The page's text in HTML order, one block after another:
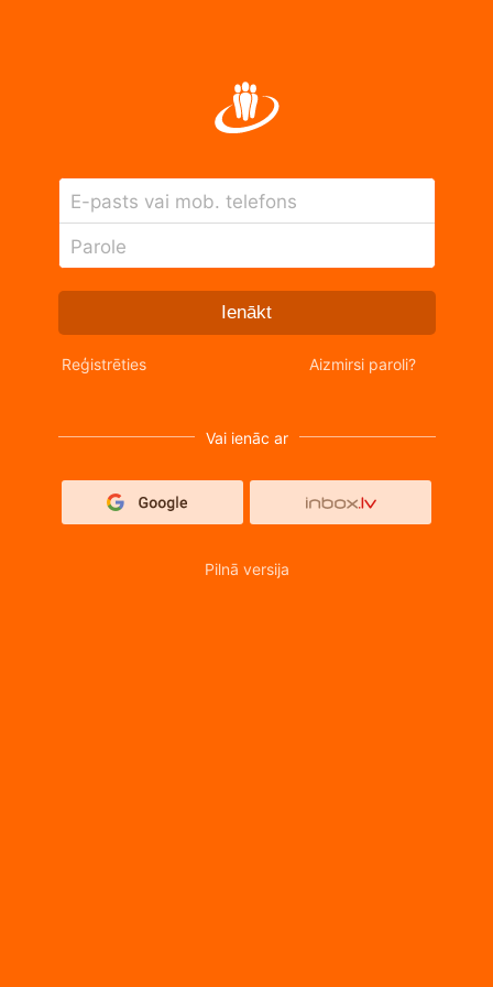
E-pasts vai mob. telefons
Parole
Ienākt
Reģistrēties Aizmirsi paroli?
Vai ienāc ar
Pilnā versija